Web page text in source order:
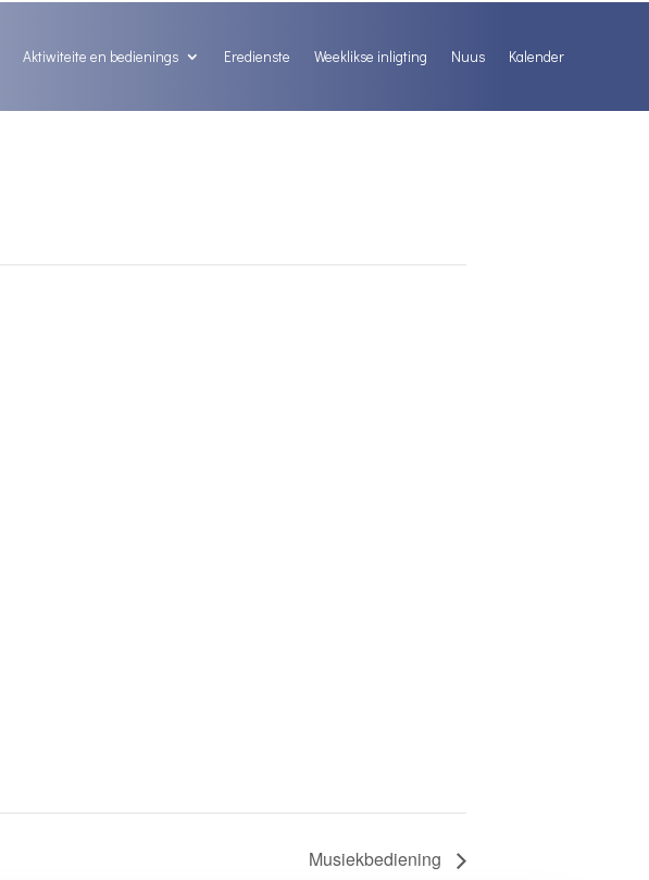
Aktiwiteite en bedienings Eredienste Weeklikse inligting Nuus Kalender
Musiekbediening